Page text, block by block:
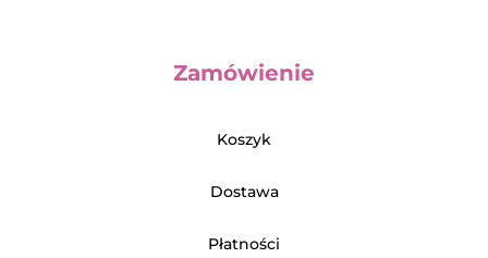
Zamówienie
Koszyk
Dostawa
Płatności